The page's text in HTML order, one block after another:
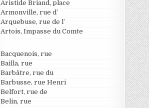
Aristide Briand, place
Armonville, rue d’
Arquebuse, rue de l’
Artois, Impasse du Comte
Bacquenois, rue
Bailla, rue
Barbâtre, rue du
Barbusse, rue Henri
Belfort, rue de
Belin, rue